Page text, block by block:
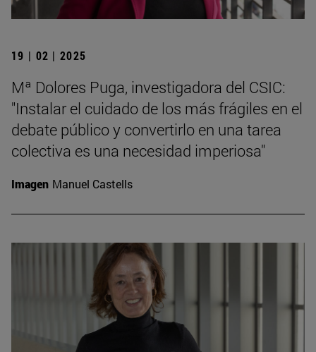
19 | 02 | 2025
Mª Dolores Puga, investigadora del CSIC:
"Instalar el cuidado de los más frágiles en el
debate público y convertirlo en una tarea
colectiva es una necesidad imperiosa"
Imagen Manuel Castells